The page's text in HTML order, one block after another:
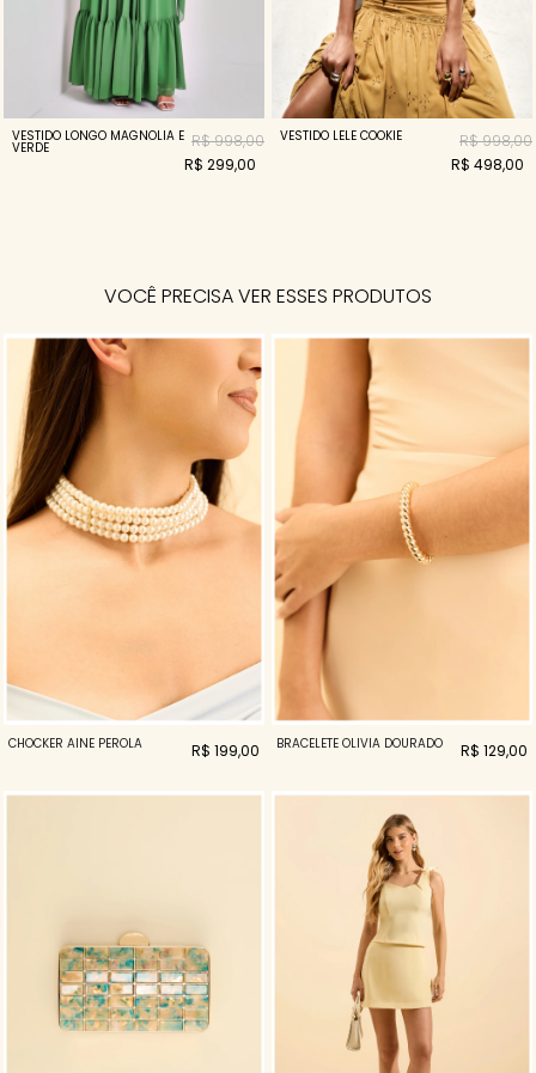
VESTIDO LONGO MAGNOLIA E
VERDE
R$ 998,00
R$ 299,00
VESTIDO LELE COOKIE
R$ 998,00
R$ 498,00
VOCÊ PRECISA VER ESSES PRODUTOS
CHOCKER AINE PEROLA R$ 199,00 BRACELETE OLIVIA DOURADO R$ 129,00